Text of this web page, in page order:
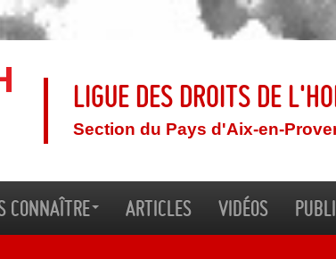
Ligue des droits de
Section du Pays d'Aix-en-
connaître Articles Vidéos